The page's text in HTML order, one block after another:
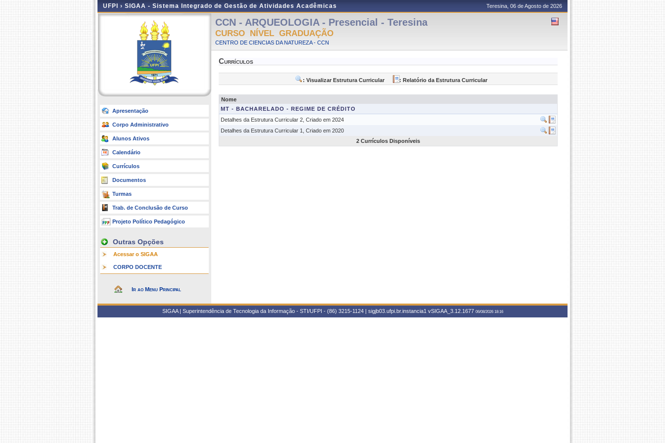
UFPI › SIGAA - Sistema Integrado de Gestão de Atividades Acadêmicas Teresina, 06 de Agosto de 2026
Apresentação
Corpo Administrativo
Alunos Ativos
Calendário
Currículos
Documentos
Turmas
Trab. de Conclusão de Curso
Projeto Político Pedagógico
Outras Opções
Acessar o SIGAA
CORPO DOCENTE
Ir ao Menu Principal
CCN - ARQUEOLOGIA - Presencial - Teresina
CURSO NÍVEL GRADUAÇÃO
CENTRO DE CIENCIAS DA NATUREZA - CCN
Currículos
: Visualizar Estrutura Curricular : Relatório da Estrutura Curricular
Nome
MT - BACHARELADO - REGIME DE CRÉDITO
Detalhes da Estrutura Curricular 2, Criado em 2024
Detalhes da Estrutura Curricular 1, Criado em 2020
2 Currículos Disponíveis
SIGAA | Superintendência de Tecnologia da Informação - STI/UFPI - (86) 3215-1124 | sigjb03.ufpi.br.instancia1 vSIGAA_3.12.1677 06/08/2026 18:16